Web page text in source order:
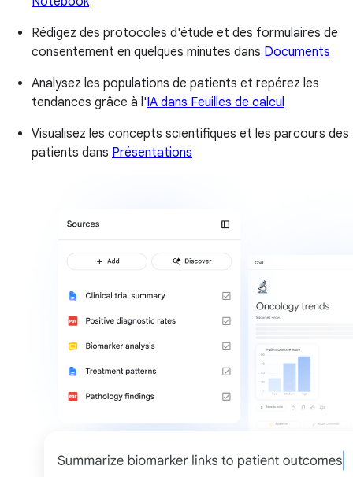
Rédigez des protocoles d'étude et des formulaires de
consentement en quelques minutes dans Documents
Analysez les populations de patients et repérez les
tendances grâce à l'IA dans Feuilles de calcul
Visualisez les concepts scientifiques et les parcours des
patients dans Présentations